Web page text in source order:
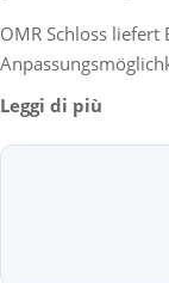
OMR Schloss